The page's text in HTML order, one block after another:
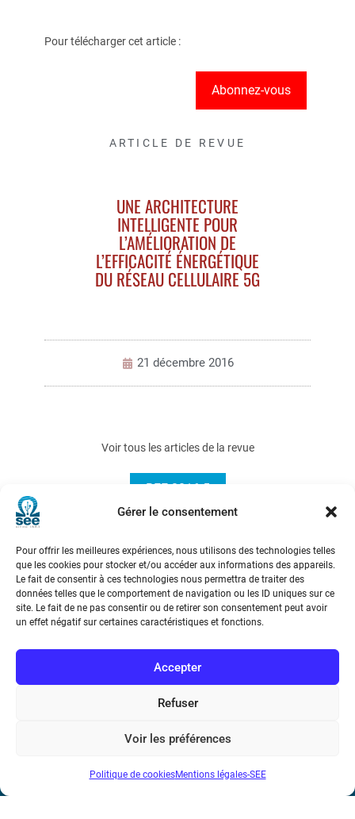
Gérer le consentement
Pour offrir les meilleures expériences, nous utilisons des technologies telles
que les cookies pour stocker et/ou accéder aux informations des appareils.
Le fait de consentir à ces technologies nous permettra de traiter des
données telles que le comportement de navigation ou les ID uniques sur ce
site. Le fait de ne pas consentir ou de retirer son consentement peut avoir
un effet négatif sur certaines caractéristiques et fonctions.
Accepter
Refuser
Voir les préférences
Politique de cookiesMentions légales-SEE
Pour télécharger cet article :
Abonnez-vous
ARTICLE DE REVUE
UNE ARCHITECTURE
INTELLIGENTE POUR
L’AMÉLIORATION DE
L’EFFICACITÉ ÉNERGÉTIQUE
DU RÉSEAU CELLULAIRE 5G
21 décembre 2016
Voir tous les articles de la revue
REE 2016-5
Société de l’Electricité, de l’Electronique et des Technologies
de l’Information et de la Communication
17 rue de l’Amiral Hamelin75116 Paris